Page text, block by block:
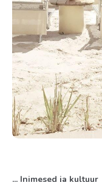
... Inimesed ja kultuur